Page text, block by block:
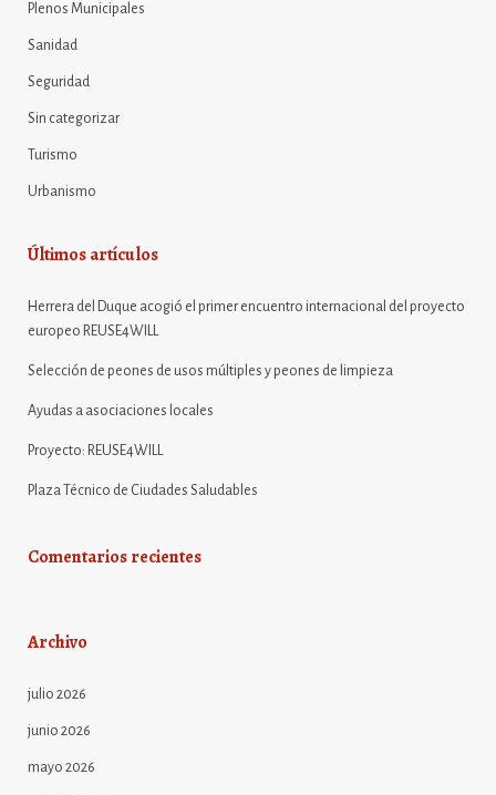
Plenos Municipales
Sanidad
Seguridad
Sin categorizar
Turismo
Urbanismo
Últimos artículos
Herrera del Duque acogió el primer encuentro internacional del proyecto
europeo REUSE4WILL
Selección de peones de usos múltiples y peones de limpieza
Ayudas a asociaciones locales
Proyecto: REUSE4WILL
Plaza Técnico de Ciudades Saludables
Comentarios recientes
Archivo
julio 2026
junio 2026
mayo 2026